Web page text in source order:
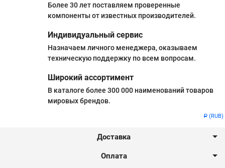
Р (RUB)
Более 30 лет поставляем проверенные
компоненты от известных производителей.
Индивидуальный сервис
Назначаем личного менеджера, оказываем
техническую поддержку по всем вопросам.
Широкий ассортимент
В каталоге более 300 000 наименований товаров
мировых брендов.
Доставка
Оплата